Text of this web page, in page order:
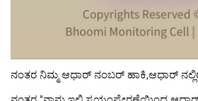
ನಂತರ ನಿಮ್ಮ ಆಧಾರ್ ನಂಬರ್ ಹಾಕಿ,ಆಧಾರ್